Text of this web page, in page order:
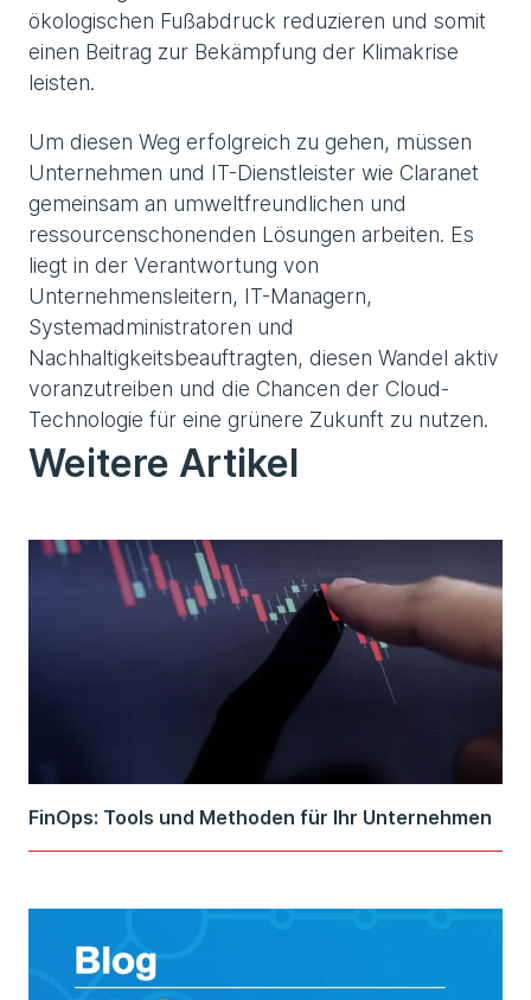
ökologischen Fußabdruck reduzieren und somit
einen Beitrag zur Bekämpfung der Klimakrise
leisten.
Um diesen Weg erfolgreich zu gehen, müssen
Unternehmen und IT-Dienstleister wie Claranet
gemeinsam an umweltfreundlichen und
ressourcenschonenden Lösungen arbeiten. Es
liegt in der Verantwortung von
Unternehmensleitern, IT-Managern,
Systemadministratoren und
Nachhaltigkeitsbeauftragten, diesen Wandel aktiv
voranzutreiben und die Chancen der Cloud-
Technologie für eine grünere Zukunft zu nutzen.
Weitere Artikel
FinOps: Tools und Methoden für Ihr Unternehmen